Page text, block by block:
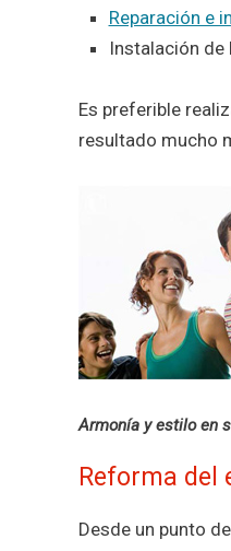
Reparación e
Instalación de
Es preferible
resultado mucho
Armonía y estilo en
Reforma del
Desde un punto